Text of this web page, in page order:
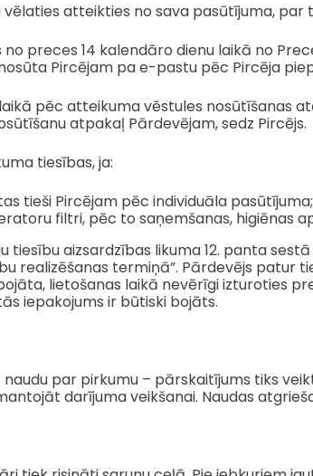
vēlaties atteikties no sava pasūtījuma,
preces 14 kalendāro dienu laikā no
Pircējam pa e-pastu pēc Pircēja
pēc atteikuma vēstules nosūtīšanas
atpakaļ Pārdevējam, sedz Pircējs.
tiesības, ja:
tieši Pircējam pēc individuāla pasūtījuma;
filtri, pēc to saņemšanas, higiēnas
tiesību aizsardzības likuma 12. panta
realizēšanas termiņā”. Pārdevējs
lietošanas laikā nevērīgi izturoties
iepakojums ir būtiski bojāts.
par pirkumu – pārskaitījums tiks
darījuma veikšanai. Naudas